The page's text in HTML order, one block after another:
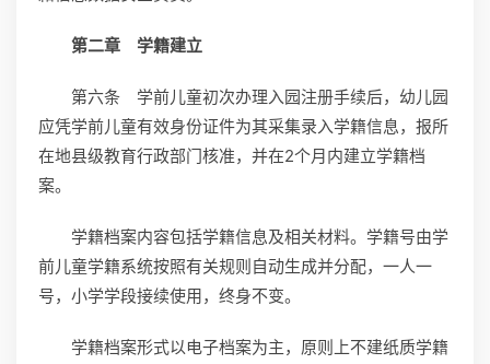
第二章 学籍建立
第六条 学前儿童初次办理入园注册手续后，幼儿园
应凭学前儿童有效身份证件为其采集录入学籍信息，报所
在地县级教育行政部门核准，并在2个月内建立学籍档
案。
学籍档案内容包括学籍信息及相关材料。学籍号由学
前儿童学籍系统按照有关规则自动生成并分配，一人一
号，小学学段接续使用，终身不变。
学籍档案形式以电子档案为主，原则上不建纸质学籍